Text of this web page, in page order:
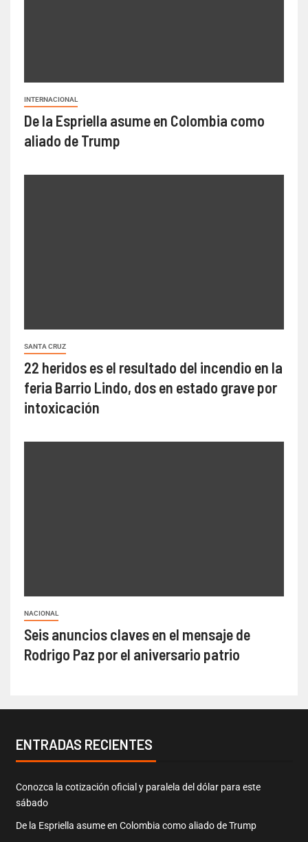
INTERNACIONAL
De la Espriella asume en Colombia como
aliado de Trump
SANTA CRUZ
22 heridos es el resultado del incendio en la
feria Barrio Lindo, dos en estado grave por
intoxicación
NACIONAL
Seis anuncios claves en el mensaje de
Rodrigo Paz por el aniversario patrio
ENTRADAS RECIENTES
Conozca la cotización oficial y paralela del dólar para este
sábado
De la Espriella asume en Colombia como aliado de Trump